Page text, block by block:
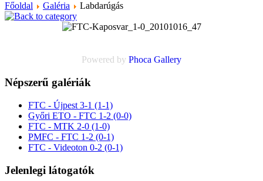
Főoldal Galéria Labdarúgás
Powered by Phoca Gallery
Népszerű galériák
FTC - Újpest 3-1 (1-1)
Győri ETO - FTC 1-2 (0-0)
FTC - MTK 2-0 (1-0)
PMFC - FTC 1-2 (0-1)
FTC - Videoton 0-2 (0-1)
Jelenlegi látogatók